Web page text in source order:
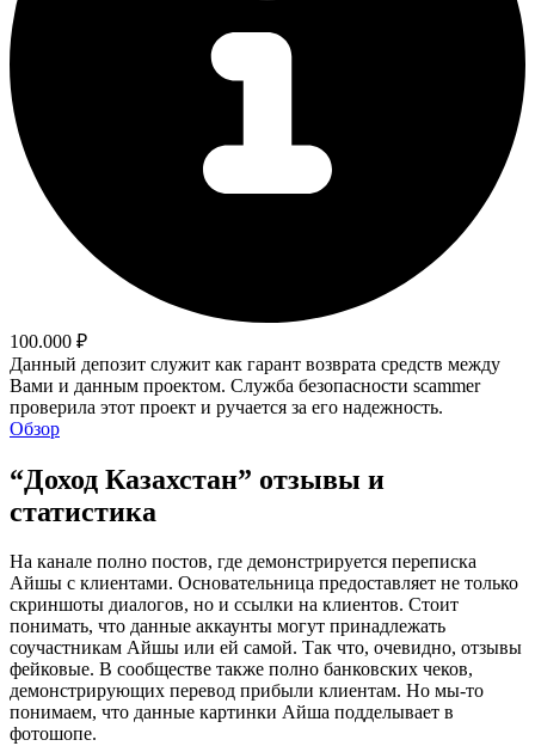
100.000 ₽
Данный депозит служит как гарант возврата средств между
Вами и данным проектом. Служба безопасности scammer
проверила этот проект и ручается за его надежность.
Обзор
“Доход Казахстан” отзывы и
статистика
На канале полно постов, где демонстрируется переписка
Айшы с клиентами. Основательница предоставляет не только
скриншоты диалогов, но и ссылки на клиентов. Стоит
понимать, что данные аккаунты могут принадлежать
соучастникам Айшы или ей самой. Так что, очевидно, отзывы
фейковые. В сообществе также полно банковских чеков,
демонстрирующих перевод прибыли клиентам. Но мы-то
понимаем, что данные картинки Айша подделывает в
фотошопе.